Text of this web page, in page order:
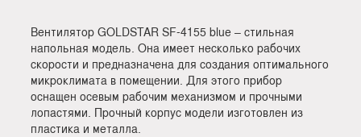
Вентилятор GOLDSTAR SF-4155 blue – стильная
напольная модель. Она имеет несколько рабочих
скорости и предназначена для создания оптимального
микроклимата в помещении. Для этого прибор
оснащен осевым рабочим механизмом и прочными
лопастями. Прочный корпус модели изготовлен из
пластика и металла.